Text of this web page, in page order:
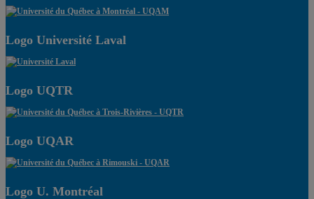
Logo Université Laval
Logo UQTR
Logo UQAR
Logo U. Montréal